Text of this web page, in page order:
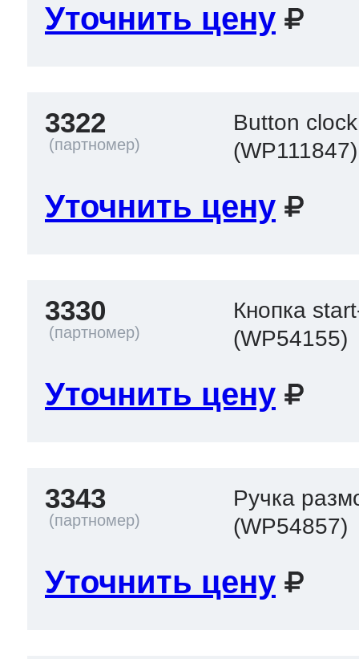
Уточнить цену
3322
Button
(WP111847)
Уточнить цену
3330
Кнопка
(WP54155)
Уточнить цену
3343
Ручка
(WP54857)
Уточнить цену